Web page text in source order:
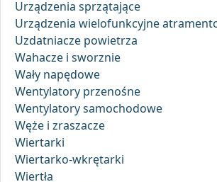
Urządzenia sprzątające
Urządzenia wielofunkcyjne
Uzdatniacze powietrza
Wahacze i sworznie
Wały napędowe
Wentylatory przenośne
Wentylatory samochodowe
Węże i zraszacze
Wiertarki
Wiertarko-wkrętarki
Wiertła